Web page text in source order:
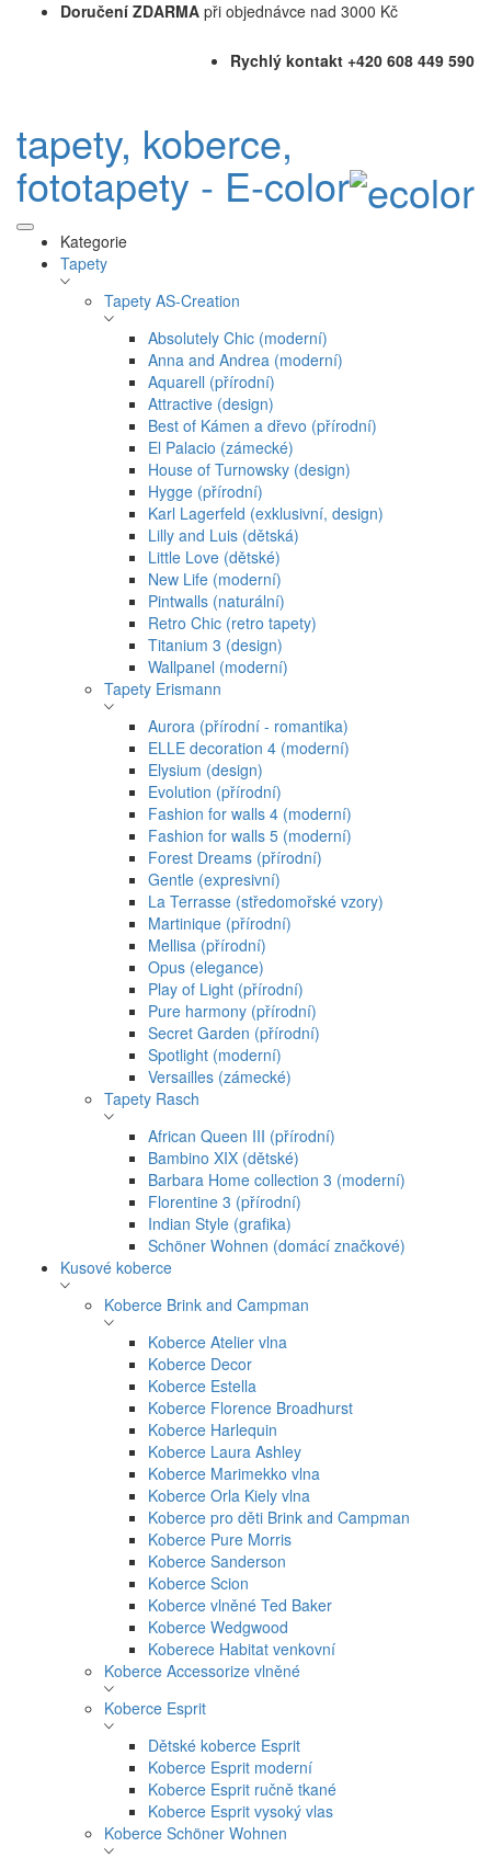
Doručení ZDARMA při objednávce nad 3000 Kč
Rychlý kontakt +420 608 449 590
tapety, koberce,
fototapety - E-color
Kategorie
Tapety
Tapety AS-Creation
Absolutely Chic (moderní)
Anna and Andrea (moderní)
Aquarell (přírodní)
Attractive (design)
Best of Kámen a dřevo (přírodní)
El Palacio (zámecké)
House of Turnowsky (design)
Hygge (přírodní)
Karl Lagerfeld (exklusivní, design)
Lilly and Luis (dětská)
Little Love (dětské)
New Life (moderní)
Pintwalls (naturální)
Retro Chic (retro tapety)
Titanium 3 (design)
Wallpanel (moderní)
Tapety Erismann
Aurora (přírodní - romantika)
ELLE decoration 4 (moderní)
Elysium (design)
Evolution (přírodní)
Fashion for walls 4 (moderní)
Fashion for walls 5 (moderní)
Forest Dreams (přírodní)
Gentle (expresivní)
La Terrasse (středomořské vzory)
Martinique (přírodní)
Mellisa (přírodní)
Opus (elegance)
Play of Light (přírodní)
Pure harmony (přírodní)
Secret Garden (přírodní)
Spotlight (moderní)
Versailles (zámecké)
Tapety Rasch
African Queen III (přírodní)
Bambino XIX (dětské)
Barbara Home collection 3 (moderní)
Florentine 3 (přírodní)
Indian Style (grafika)
Schöner Wohnen (domácí značkové)
Kusové koberce
Koberce Brink and Campman
Koberce Atelier vlna
Koberce Decor
Koberce Estella
Koberce Florence Broadhurst
Koberce Harlequin
Koberce Laura Ashley
Koberce Marimekko vlna
Koberce Orla Kiely vlna
Koberce pro děti Brink and Campman
Koberce Pure Morris
Koberce Sanderson
Koberce Scion
Koberce vlněné Ted Baker
Koberce Wedgwood
Koberece Habitat venkovní
Koberce Accessorize vlněné
Koberce Esprit
Dětské koberce Esprit
Koberce Esprit moderní
Koberce Esprit ručně tkané
Koberce Esprit vysoký vlas
Koberce Schöner Wohnen